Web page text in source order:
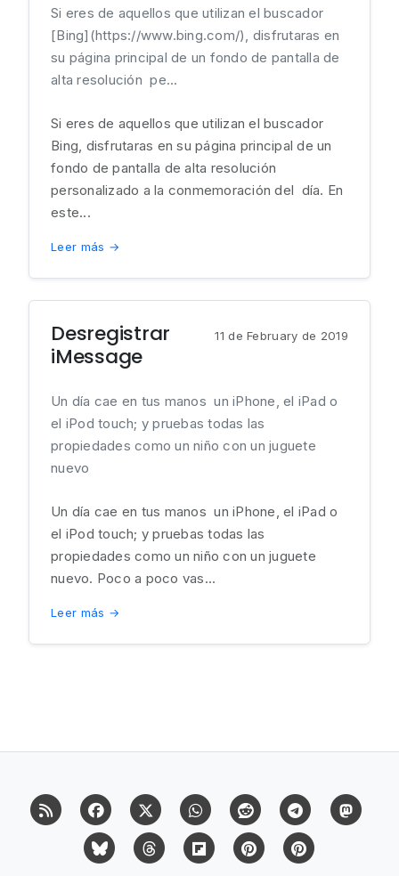
Si eres de aquellos que utilizan el buscador
[Bing](https://www.bing.com/), disfrutaras en
su página principal de un fondo de pantalla de
alta resolución pe...
Si eres de aquellos que utilizan el buscador
Bing, disfrutaras en su página principal de un
fondo de pantalla de alta resolución
personalizado a la conmemoración del día. En
este...
Leer más →
Desregistrar
iMessage
11 de February de 2019
Un día cae en tus manos un iPhone, el iPad o
el iPod touch; y pruebas todas las
propiedades como un niño con un juguete
nuevo
Un día cae en tus manos un iPhone, el iPad o
el iPod touch; y pruebas todas las
propiedades como un niño con un juguete
nuevo. Poco a poco vas...
Leer más →
RSS FacebookX (Twitter)Whatsapp Reddit Telegram
Bluesky Threads Flipboard Pinterest